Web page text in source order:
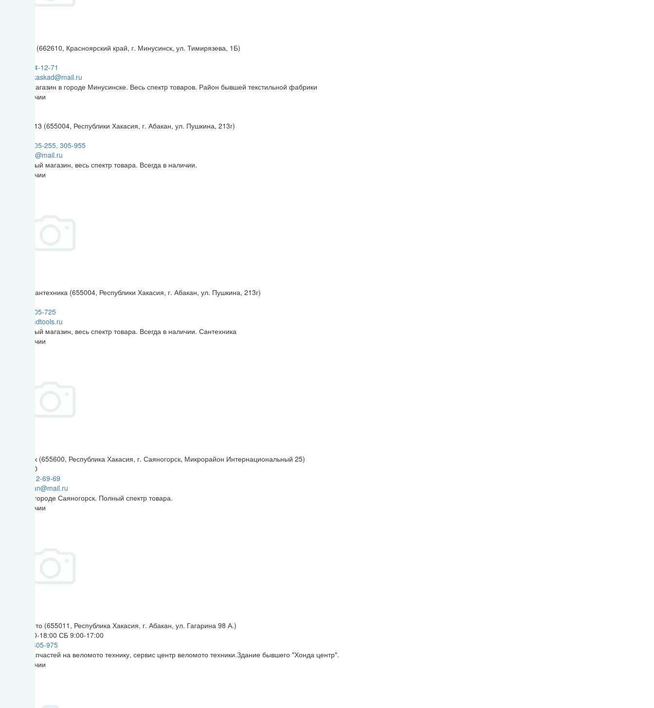
Минусинск (662610, Красноярский край, г. Минусинск, ул. Тимирязева, 1Б)
+7(39132) 4-12-71
minusinsk.kaskad@mail.ru
Большой магазин в городе Минусинске. Весь спектр товаров. Район бывшей текстильной фабрики
Нет в наличии
Пушкина 213 (655004, Республики Хакасия, г. Абакан, ул. Пушкина, 213г)
+7(3902) 305-255, 305-955
innakaskad@mail.ru
Центральный магазин, весь спектр товара. Всегда в наличии.
Нет в наличии
Пушкина Сантехника (655004, Республики Хакасия, г. Абакан, ул. Пушкина, 213г)
+7(3902) 305-725
info@kaskadtools.ru
Центральный магазин, весь спектр товара. Всегда в наличии. Сантехника
Нет в наличии
Саяногорск (655600, Республика Хакасия, г. Саяногорск, Микрорайон Интернациональный 25)
9:00 - 18:00
+7 (39042) 2-69-69
kaskadsayan@mail.ru
Магазин в городе Саяногорск. Полный спектр товара.
Нет в наличии
Сервис-Мото (655011, Республика Хакасия, г. Абакан, ул. Гагарина 98 А.)
ПН-ПТ 9:00-18:00 СБ 9:00-17:00
+7 (3902) 305-975
Магазин запчастей на веломото технику, сервис центр веломото техники.Здание бывшего "Хонда центр".
Нет в наличии